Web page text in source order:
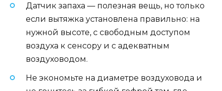
Датчик запаха — полезная вещь, но только
если вытяжка установлена правильно: на
нужной высоте, с свободным доступом
воздуха к сенсору и с адекватным
воздуховодом.
Не экономьте на диаметре воздуховода и